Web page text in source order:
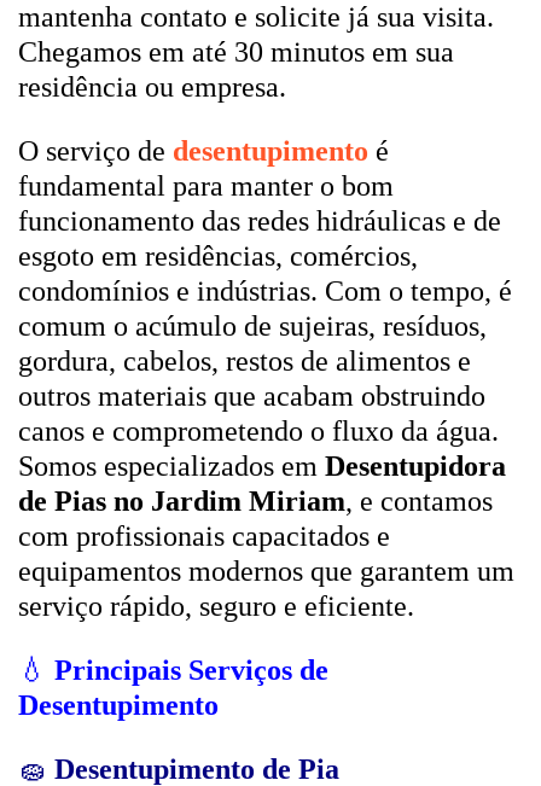
mantenha contato e solicite já sua visita.
Chegamos em até 30 minutos em sua
residência ou empresa.
O serviço de desentupimento é
fundamental para manter o bom
funcionamento das redes hidráulicas e de
esgoto em residências, comércios,
condomínios e indústrias. Com o tempo, é
comum o acúmulo de sujeiras, resíduos,
gordura, cabelos, restos de alimentos e
outros materiais que acabam obstruindo
canos e comprometendo o fluxo da água.
Somos especializados em Desentupidora
de Pias no Jardim Miriam, e contamos
com profissionais capacitados e
equipamentos modernos que garantem um
serviço rápido, seguro e eficiente.
💧 Principais Serviços de
Desentupimento
🧽 Desentupimento de Pia